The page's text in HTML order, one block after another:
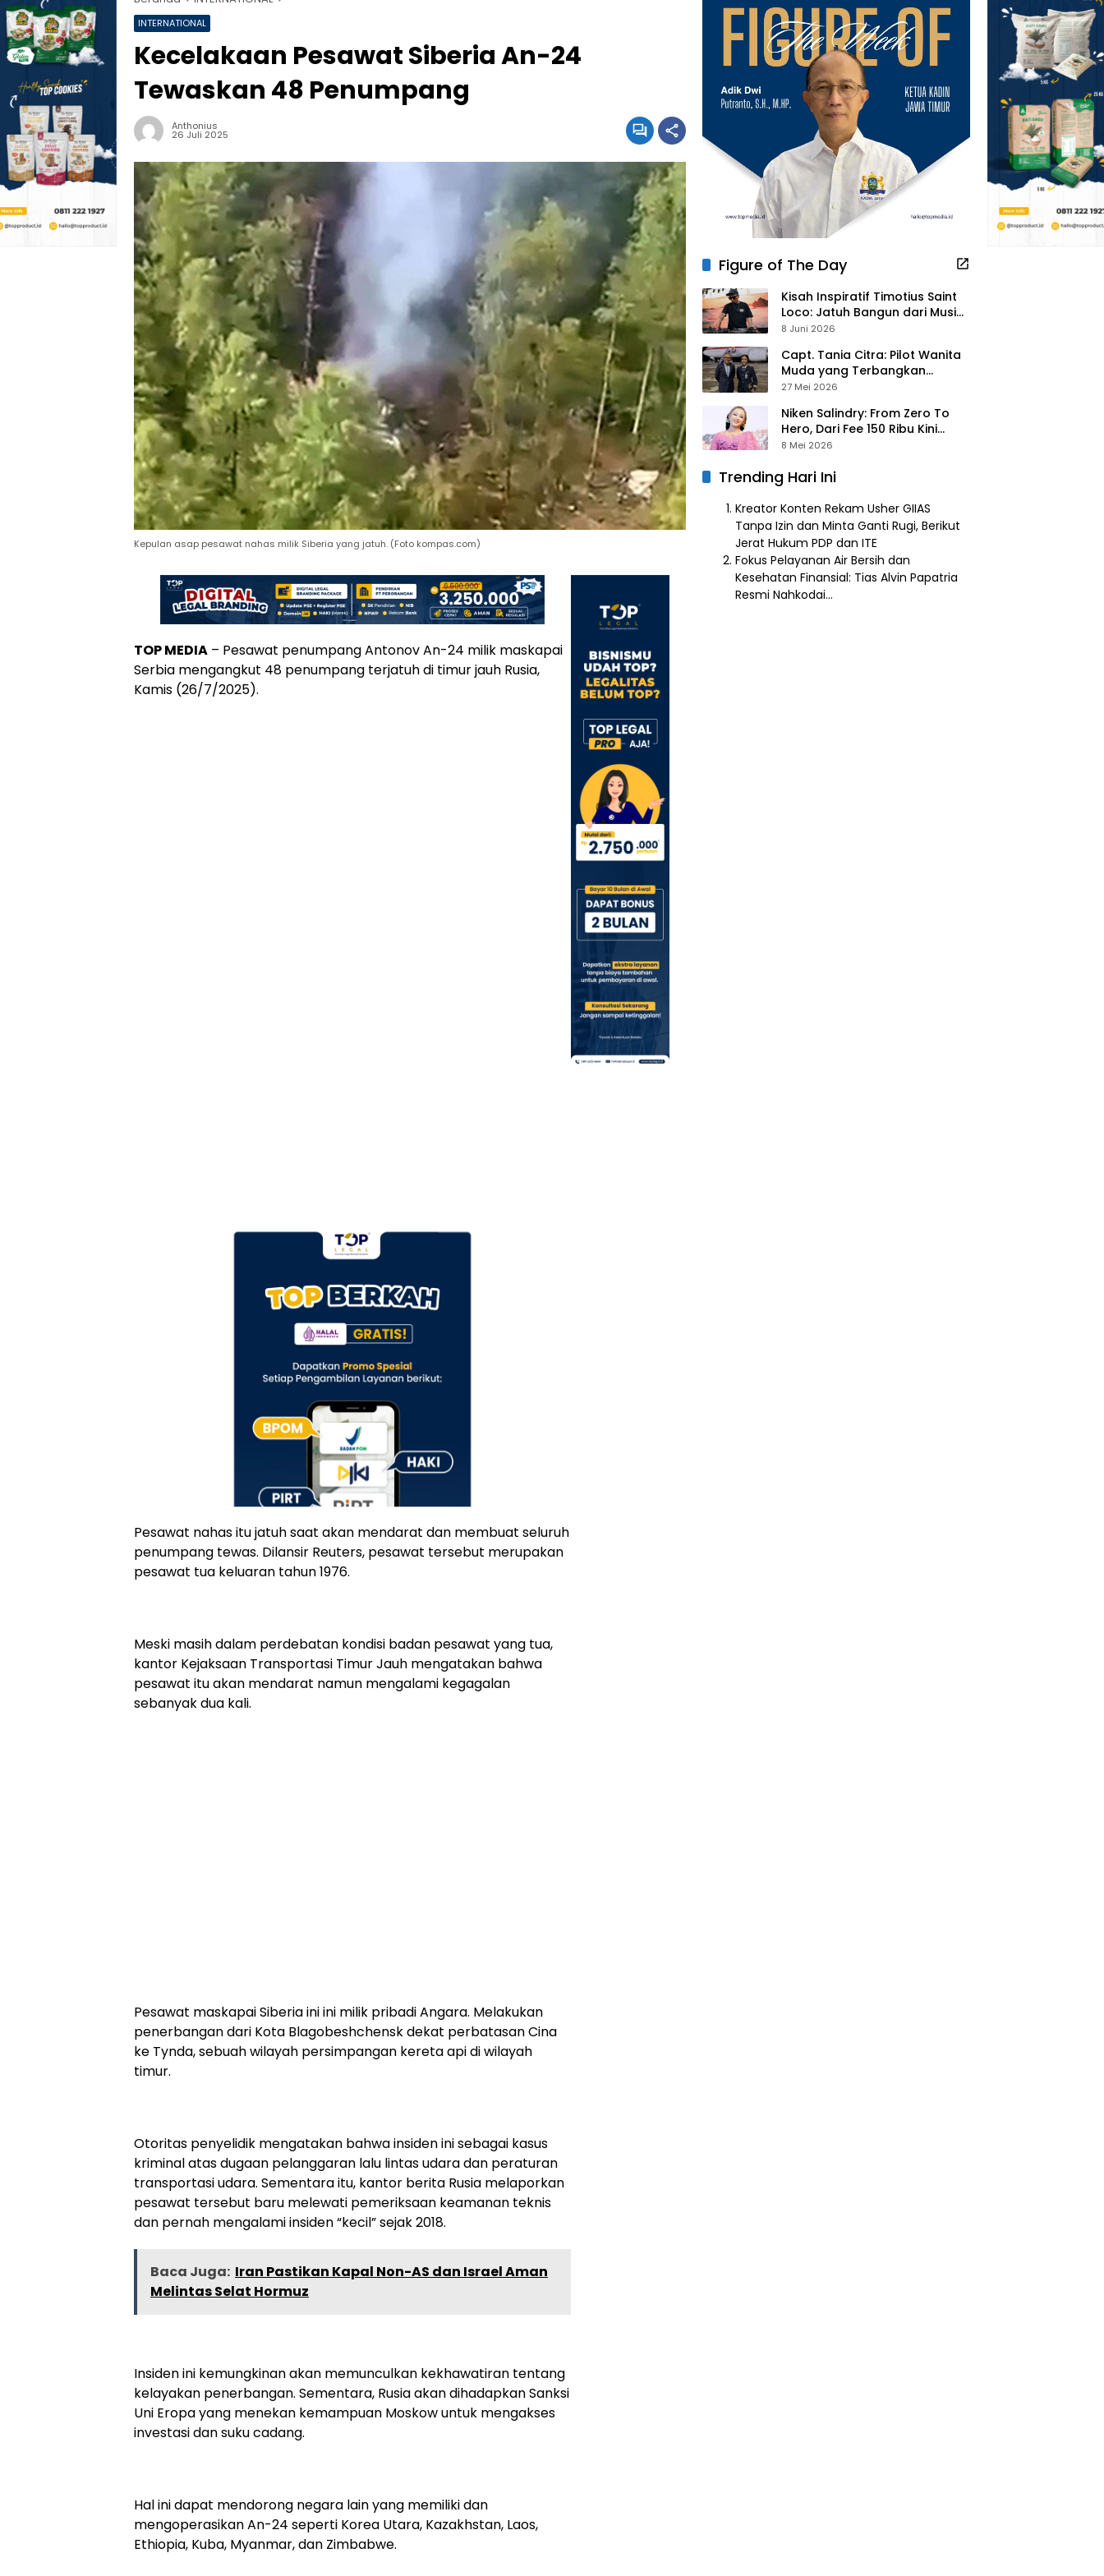
INTERNATIONAL
Kecelakaan Pesawat Siberia An-24
Tewaskan 48 Penumpang
Anthonius
26 Juli 2025
Kepulan asap pesawat nahas milik Siberia yang jatuh. (Foto kompas.com)
TOP MEDIA – Pesawat penumpang Antonov An-24 milik maskapai
Serbia mengangkut 48 penumpang terjatuh di timur jauh Rusia,
Kamis (26/7/2025).
Pesawat nahas itu jatuh saat akan mendarat dan membuat seluruh
penumpang tewas. Dilansir Reuters, pesawat tersebut merupakan
pesawat tua keluaran tahun 1976.
Meski masih dalam perdebatan kondisi badan pesawat yang tua,
kantor Kejaksaan Transportasi Timur Jauh mengatakan bahwa
pesawat itu akan mendarat namun mengalami kegagalan
sebanyak dua kali.
Pesawat maskapai Siberia ini ini milik pribadi Angara. Melakukan
penerbangan dari Kota Blagobeshchensk dekat perbatasan Cina
ke Tynda, sebuah wilayah persimpangan kereta api di wilayah
timur.
Otoritas penyelidik mengatakan bahwa insiden ini sebagai kasus
kriminal atas dugaan pelanggaran lalu lintas udara dan peraturan
transportasi udara. Sementara itu, kantor berita Rusia melaporkan
pesawat tersebut baru melewati pemeriksaan keamanan teknis
dan pernah mengalami insiden “kecil” sejak 2018.
Baca Juga: Iran Pastikan Kapal Non-AS dan Israel Aman
Melintas Selat Hormuz
Insiden ini kemungkinan akan memunculkan kekhawatiran tentang
kelayakan penerbangan. Sementara, Rusia akan dihadapkan Sanksi
Uni Eropa yang menekan kemampuan Moskow untuk mengakses
investasi dan suku cadang.
Hal ini dapat mendorong negara lain yang memiliki dan
mengoperasikan An-24 seperti Korea Utara, Kazakhstan, Laos,
Ethiopia, Kuba, Myanmar, dan Zimbabwe.
Figure of The Day
Kisah Inspiratif Timotius Saint
Loco: Jatuh Bangun dari Musik,
Pelayanan Pastor, hingga
8 Juni 2026
Capt. Tania Citra: Pilot Wanita
Muda yang Terbangkan
Pesawat Presiden Prabowo ke
27 Mei 2026
Niken Salindry: From Zero To
Hero, Dari Fee 150 Ribu Kini
Punya Aset Miliaran
8 Mei 2026
Trending Hari Ini
Kreator Konten Rekam Usher GIIAS
Tanpa Izin dan Minta Ganti Rugi, Berikut
Jerat Hukum PDP dan ITE
Fokus Pelayanan Air Bersih dan
Kesehatan Finansial: Tias Alvin Papatria
Resmi Nahkodai…